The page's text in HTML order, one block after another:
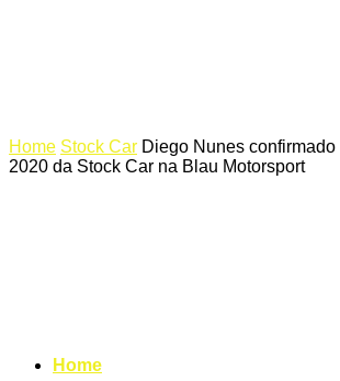
Home
Home Stock Car Diego Nunes
2020 da Stock Car na Blau Motorsport